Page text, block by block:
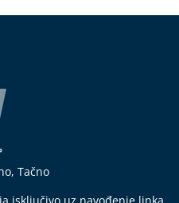
Tačno